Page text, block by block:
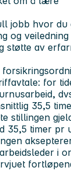
jobb hvor
og veiledning
støtte av
for
35,5
stillingen
35,5 timer pr
i